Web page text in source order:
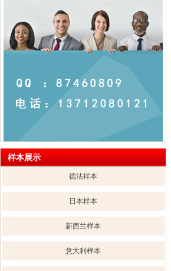
样本展示
德法样本
日本样本
新西兰样本
意大利样本